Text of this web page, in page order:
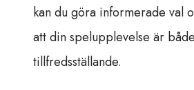
kan du göra informerade val
att din spelupplevelse är
tillfredsställande.